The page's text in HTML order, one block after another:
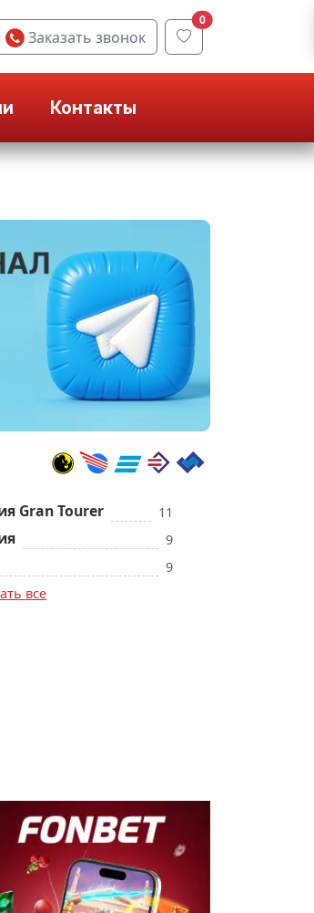
Заказать звонок
0
Контакты
Gran Tourer 11
9
9
все